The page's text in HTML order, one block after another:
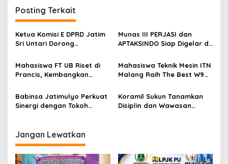
n
a
v
i
g
a
t
i
n
Posting Terkait
Ketua Komisi E DPRD Jatim
Sri Untari Dorong
Posyandu sebagai Garda
Terdepan Layanan
Kesehatan
Munas III PERJASI dan
APTAKSINDO Siap Digelar di
Semangat Perkuat Tata
Kelola Organisasi
Mahasiswa FT UB Riset di
Prancis, Kembangkan
Tangguh Hadapi
Perubahan Iklim di Papua
Mahasiswa Teknik Mesin ITN
Malang Raih The Best W9
Vol 3, Buktikan Inovasi
Kampus di Panggung
Nasional
Babinsa Jatimulyo Perkuat
Sinergi dengan Tokoh
Komsos
Koramil Sukun Tanamkan
Disiplin dan Wawasan
Jangan Lewatkan